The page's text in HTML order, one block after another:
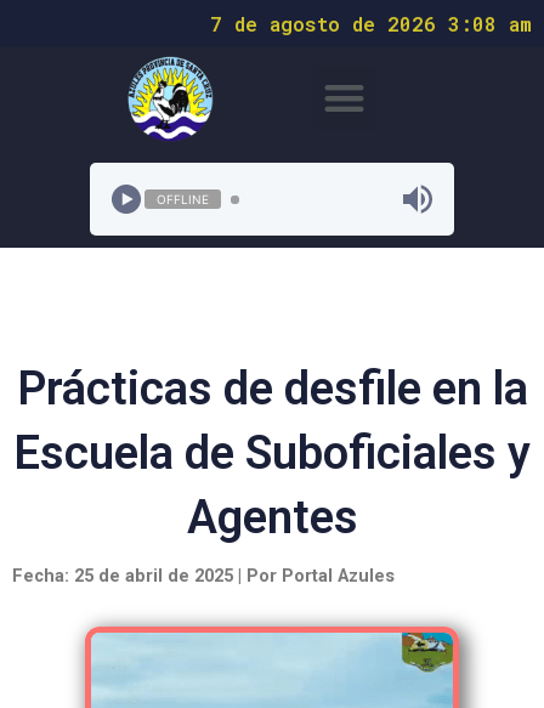
7 de agosto de 2026 3:08 am
OFFLINE
Prácticas de desfile en la
Escuela de Suboficiales y
Agentes
Fecha: 25 de abril de 2025 | Por Portal Azules